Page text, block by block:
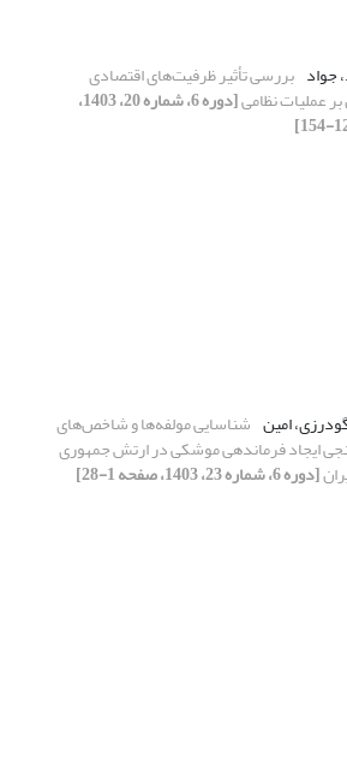
جواد بررسی تأثیر ظرفیت‌های اقتصادی
عملیات نظامی [دوره 6، شماره 20، 1403،
امین شناسایی مولفه‌ها و شاخص‌های
ایجاد فرماندهی موشکی در ارتش جمهوری
[دوره 6، شماره 23، 1403، صفحه 1-28]